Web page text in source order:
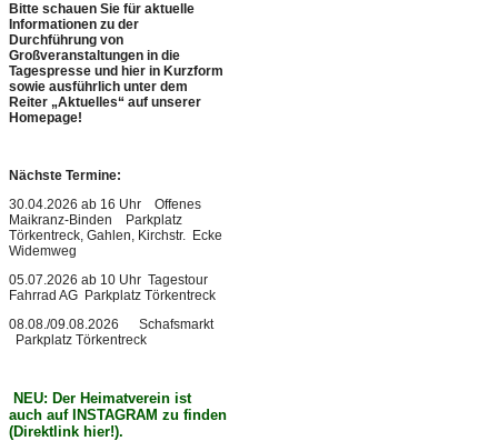
Bitte schauen Sie für aktuelle
Informationen zu der
Durchführung von
Großveranstaltungen in die
Tagespresse und hier in Kurzform
sowie ausführlich unter dem
Reiter „Aktuelles“ auf unserer
Homepage!
Nächste Termine:
30.04.2026 ab 16 Uhr Offenes
Maikranz-Binden Parkplatz
Törkentreck, Gahlen, Kirchstr. Ecke
Widemweg
05.07.2026 ab 10 Uhr Tagestour
Fahrrad AG Parkplatz Törkentreck
08.08./09.08.2026 Schafsmarkt
Parkplatz Törkentreck
NEU: Der Heimatverein ist
auch auf INSTAGRAM zu finden
(Direktlink hier!).